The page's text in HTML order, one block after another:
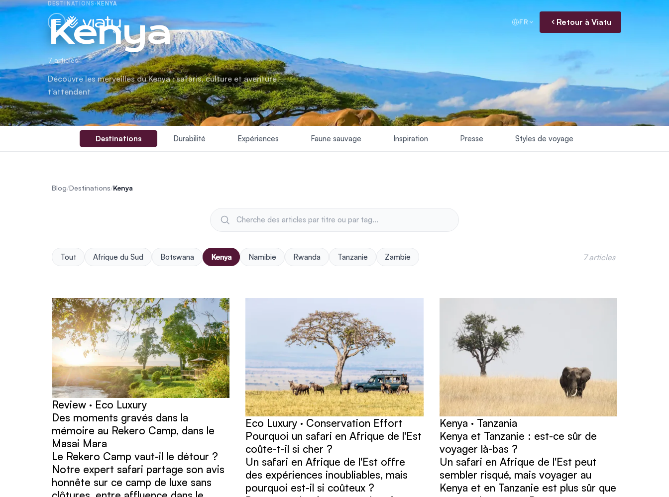
blog
FR Retour à Viatu
DESTINATIONS·KENYA
Kenya
7 articles
Découvre les merveilles du Kenya : safaris, culture et aventure
t'attendent
Destinations Durabilité Expériences Faune sauvage Inspiration Presse Styles de voyage
Blog/Destinations/Kenya
Tout Afrique du Sud Botswana Kenya Namibie Rwanda Tanzanie Zambie 7 articles
articles
Review · Eco Luxury
Des moments gravés dans la
mémoire au Rekero Camp, dans le
Masai Mara
Le Rekero Camp vaut-il le détour ?
Notre expert safari partage son avis
honnête sur ce camp de luxe sans
Eco Luxury · Conservation Effort
Pourquoi un safari en Afrique de l'Est
coûte-t-il si cher ?
Un safari en Afrique de l'Est offre
des expériences inoubliables, mais
pourquoi est-il si coûteux ?
Kenya · Tanzania
Kenya et Tanzanie : est-ce sûr de
voyager là-bas ?
Un safari en Afrique de l'Est peut
sembler risqué, mais voyager au
Kenya et en Tanzanie est plus sûr que